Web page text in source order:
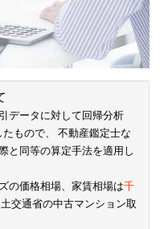
データに対して回帰分析
もので、 不動産鑑定士な
と同等の算定手法を適用し
の価格相場、家賃相場は千
交通省の中古マンション取